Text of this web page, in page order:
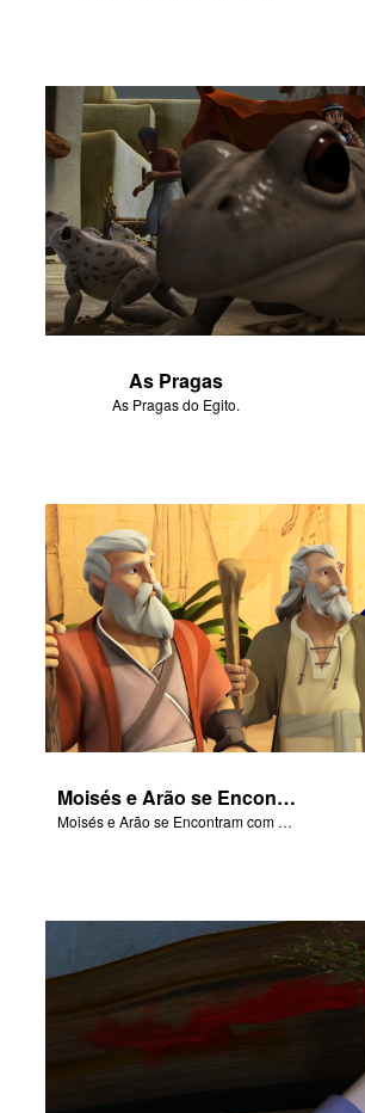
As Pragas
As Pragas do Egito.
Moisés e Arão se Encontram com Faraó
Moisés e Arão se Encontram com Faraó.